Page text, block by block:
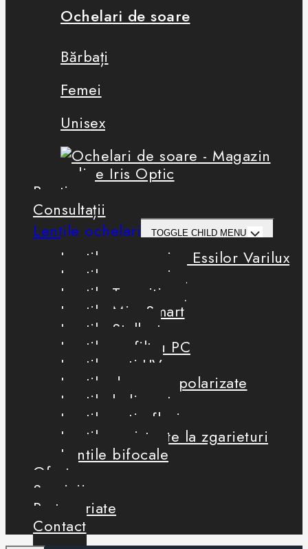
Ochelari de soare
Bărbați
Femei
Unisex
Boutique
Consultații
Lentile ochelari
TOGGLE CHILD MENU
Lentile progresive Essilor Varilux
Lentile progresive
Lentile Transitions
Lentile MiyoSmart
Lentile Stellest
Lentile cu filtru PC
Lentile anti-UV
Lentile de soare polarizate
Lentile heliomate
Lentile antireflexie
Lentile rezistente la zgarieturi
Lentile bifocale
Oferte
Servicii
Parteneriate
Contact